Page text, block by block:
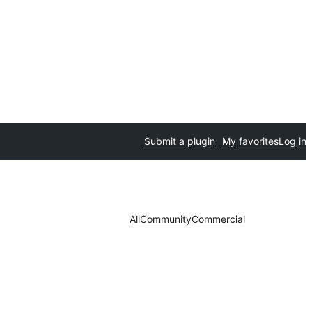
Submit a plugin My favoritesLog in
AllCommunityCommercial